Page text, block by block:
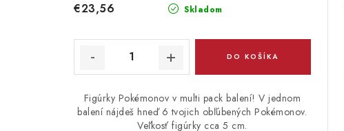
Skladom
€23,56
DO KOŠÍKA
Figúrky Pokémonov v multi pack balení! V jednom
balení nájdeš hneď 6 tvojich obľúbených Pokémonov.
Veľkosť figúrky cca 5 cm.